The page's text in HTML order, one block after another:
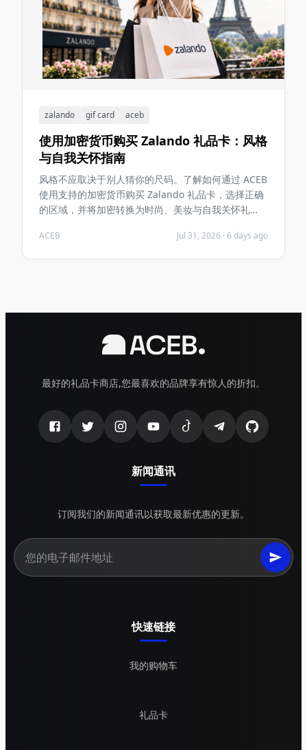
zalando gif card aceb
使用加密货币购买 Zalando 礼品卡：风格
与自我关怀指南
风格不应取决于别人猜你的尺码。了解如何通过 ACEB
使用支持的加密货币购买 Zalando 礼品卡，选择正确
的区域，并将加密转换为时尚、美妆与自我关怀礼
ACEB Jul 31, 2026 · 6 days ago
最好的礼品卡商店,您最喜欢的品牌享有惊人的折扣。
新闻通讯
订阅我们的新闻通讯以获取最新优惠的更新。
快速链接
我的购物车
礼品卡